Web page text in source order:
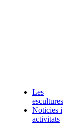
Les
escultures
Noticies i
activitats